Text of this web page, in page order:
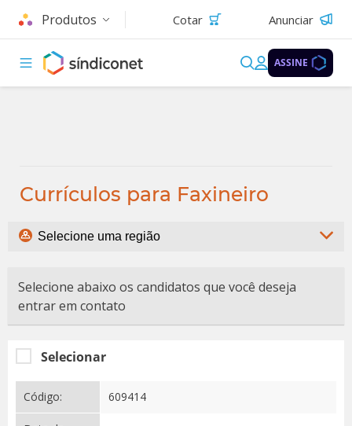
Produtos Cotar Anunciar
ASSINE
Currículos para Faxineiro
Selecione abaixo os candidatos que você deseja
entrar em contato
Selecionar
Código: 609414